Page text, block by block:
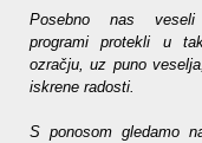
Posebno nas
programi protekli u
ozračju, uz puno
iskrene radosti.
S ponosom gledamo